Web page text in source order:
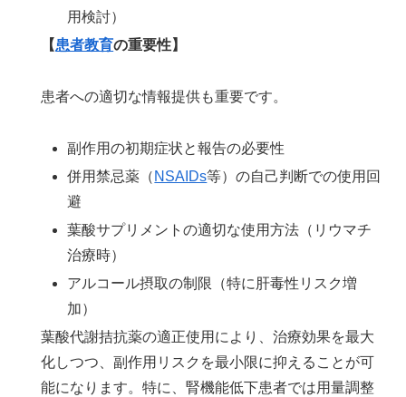
用検討）
【患者教育の重要性】
患者への適切な情報提供も重要です。
副作用の初期症状と報告の必要性
併用禁忌薬（ NSAIDs等）の自己判断での使用回
避
葉酸サプリメントの適切な使用方法（リウマチ
治療時）
アルコール摂取の制限（特に肝毒性リスク増
加）
葉酸代謝拮抗薬の適正使用により、治療効果を最大
化しつつ、副作用リスクを最小限に抑えることが可
能になります。特に、腎機能低下患者では用量調整